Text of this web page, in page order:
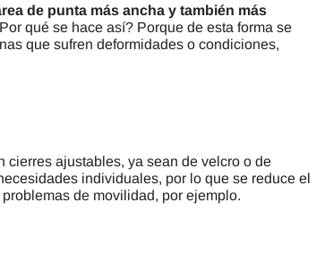
de punta más ancha y también más
qué se hace así? Porque de esta forma se
que sufren deformidades o condiciones,
cierres ajustables, ya sean de velcro o de
individuales, por lo que se reduce el
de movilidad, por ejemplo.